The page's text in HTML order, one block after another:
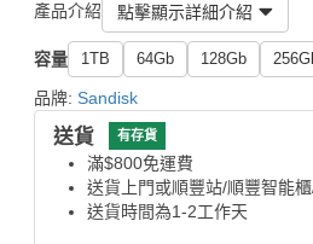
產品介紹 點擊顯示詳細介紹
容量 1TB 64Gb 128Gb
品牌: Sandisk
送貨 有存貨
滿$800免運費
送貨上門或順豐站/順豐智能
送貨時間為1-2工作天